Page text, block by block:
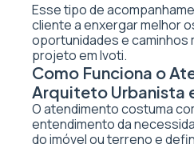
Esse tipo de
cliente a enxergar melhor
oportunidades e caminhos
projeto em Ivoti.
Como Funciona o
Arquiteto Urbanista
O atendimento costuma
entendimento da
do imóvel ou terreno e